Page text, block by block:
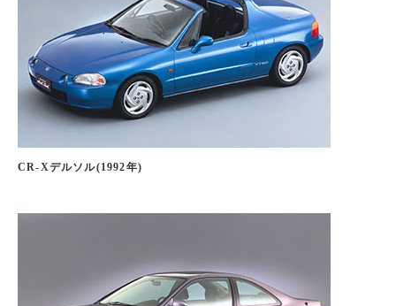
CR-Xデルソル(1992年)